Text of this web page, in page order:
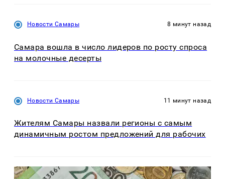
Новости Самары 8 минут назад
Самара вошла в число лидеров по росту спроса
на молочные десерты
Новости Самары 11 минут назад
Жителям Самары назвали регионы с самым
динамичным ростом предложений для рабочих